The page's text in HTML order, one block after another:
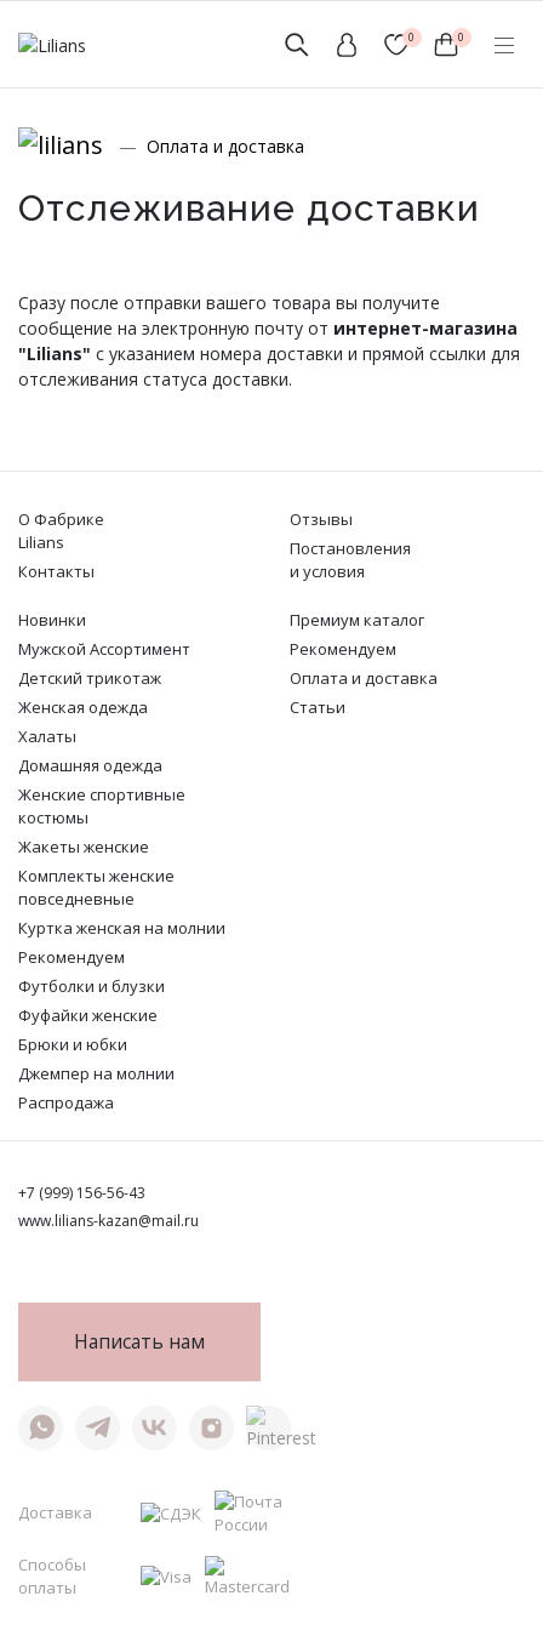
0 0
+7 (999) 156-56-43
Новинки
Женская одежда
Домашняя одежда
Женские спортивные костюмы
Жакеты женские
Комплекты женские повседневные
Куртка женская на молнии
Рекомендуем
Футболки и блузки
Фуфайки женские
Джемпер на молнии
ПРЕМИУМ
ОПЛАТА И ДОСТАВКА
РАСПРОДАЖА
Оплата и доставка
Отслеживание доставки
Сразу после отправки вашего товара вы получите
сообщение на электронную почту от интернет-магазина
"Lilians" с указанием номера доставки и прямой ссылки для
отслеживания статуса доставки.
О Фабрике
Lilians
Контакты
Отзывы
Постановления
и условия
Новинки
Мужской Ассортимент
Детcкий трикотаж
Женская одежда
Халаты
Домашняя одежда
Женские спортивные
костюмы
Жакеты женские
Комплекты женские
повседневные
Куртка женская на молнии
Рекомендуем
Футболки и блузки
Фуфайки женские
Брюки и юбки
Джемпер на молнии
Распродажа
Премиум каталог
Рекомендуем
Оплата и доставка
Статьи
+7 (999) 156-56-43
www.lilians-kazan@mail.ru
Написать нам
Доставка
Способы
оплаты